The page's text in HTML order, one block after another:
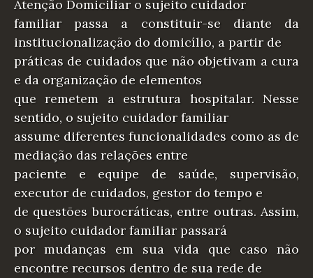
Atenção Domiciliar o sujeito cuidador
familiar passa a constituir-se diante da
institucionalização do domicílio, a partir de
práticas de cuidados que não objetivam a cura
e da organização de elementos
que remetem a estrutura hospitalar. Nesse
sentido, o sujeito cuidador familiar
assume diferentes funcionalidades como as de
mediação das relações entre
paciente e equipe de saúde, supervisão,
executor de cuidados, gestor do tempo e
de questões burocráticas, entre outras. Assim,
o sujeito cuidador familiar passará
por mudanças em sua vida que caso não
encontre recursos dentro de sua rede de